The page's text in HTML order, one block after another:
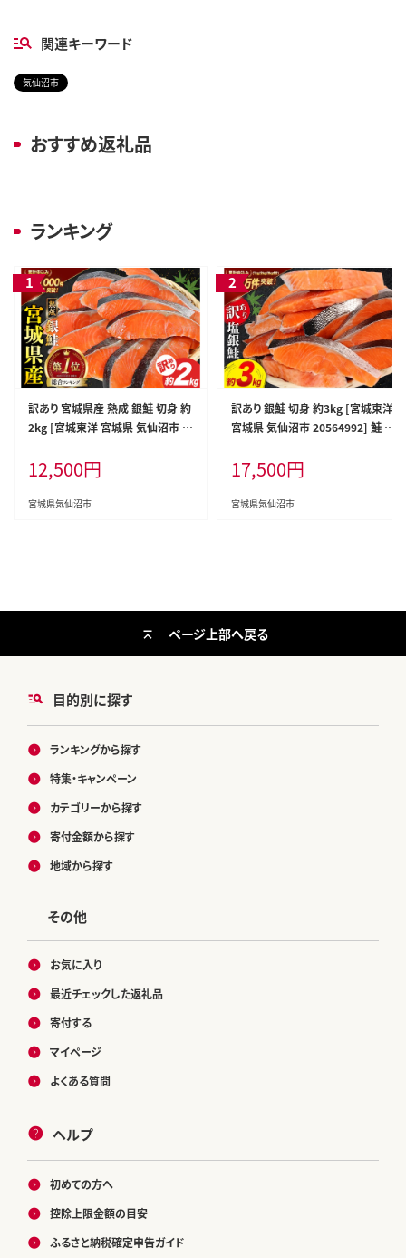
関連キーワード
気仙沼市
おすすめ返礼品
ランキング
訳あり 宮城県産 熟成 銀鮭 切身 約
2kg [宮城東洋 宮城県 気仙沼市 2
け 鮭 甘口 サケ 鮭切身 シャケ 切り
身 冷凍 おかず 弁当 支援 事業者支
援 サーモン 魚 銀鮭切り身
12,500円
宮城県気仙沼市
訳あり 銀鮭 切身 約3kg [宮城東洋
宮城県 気仙沼市 20564992] 鮭 魚
け サケ 鮭切身 シャケ 切り身 冷凍
家庭用 おかず 弁当 支援 サーモン
銀鮭切り身 魚 わけあり
17,500円
宮城県気仙沼市
目的別に探す
ランキングから探す
特集・キャンペーン
カテゴリーから探す
寄付金額から探す
地域から探す
その他
お気に入り
最近チェックした返礼品
寄付する
マイページ
よくある質問
ヘルプ
初めての方へ
控除上限金額の目安
ふるさと納税確定申告ガイド
ページ上部へ戻る